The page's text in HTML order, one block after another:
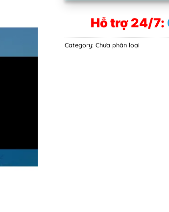
Hỗ trợ 24/7:
Category: Chưa phân loại